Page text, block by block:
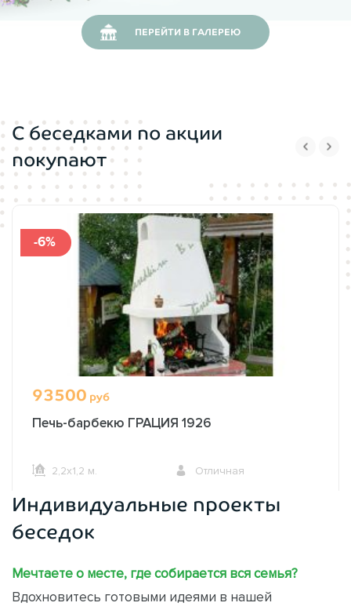
ПЕРЕЙТИ В ГАЛЕРЕЮ
С беседками по акции
покупают
-6%
93500 руб
Печь-барбекю ГРАЦИЯ 1926
2,2х1,2 м. Отличная
ОФОРМИТЬ ЗАКАЗ
Индивидуальные проекты
беседок
Мечтаете о месте, где собирается вся семья?
Вдохновитесь готовыми идеями в нашей